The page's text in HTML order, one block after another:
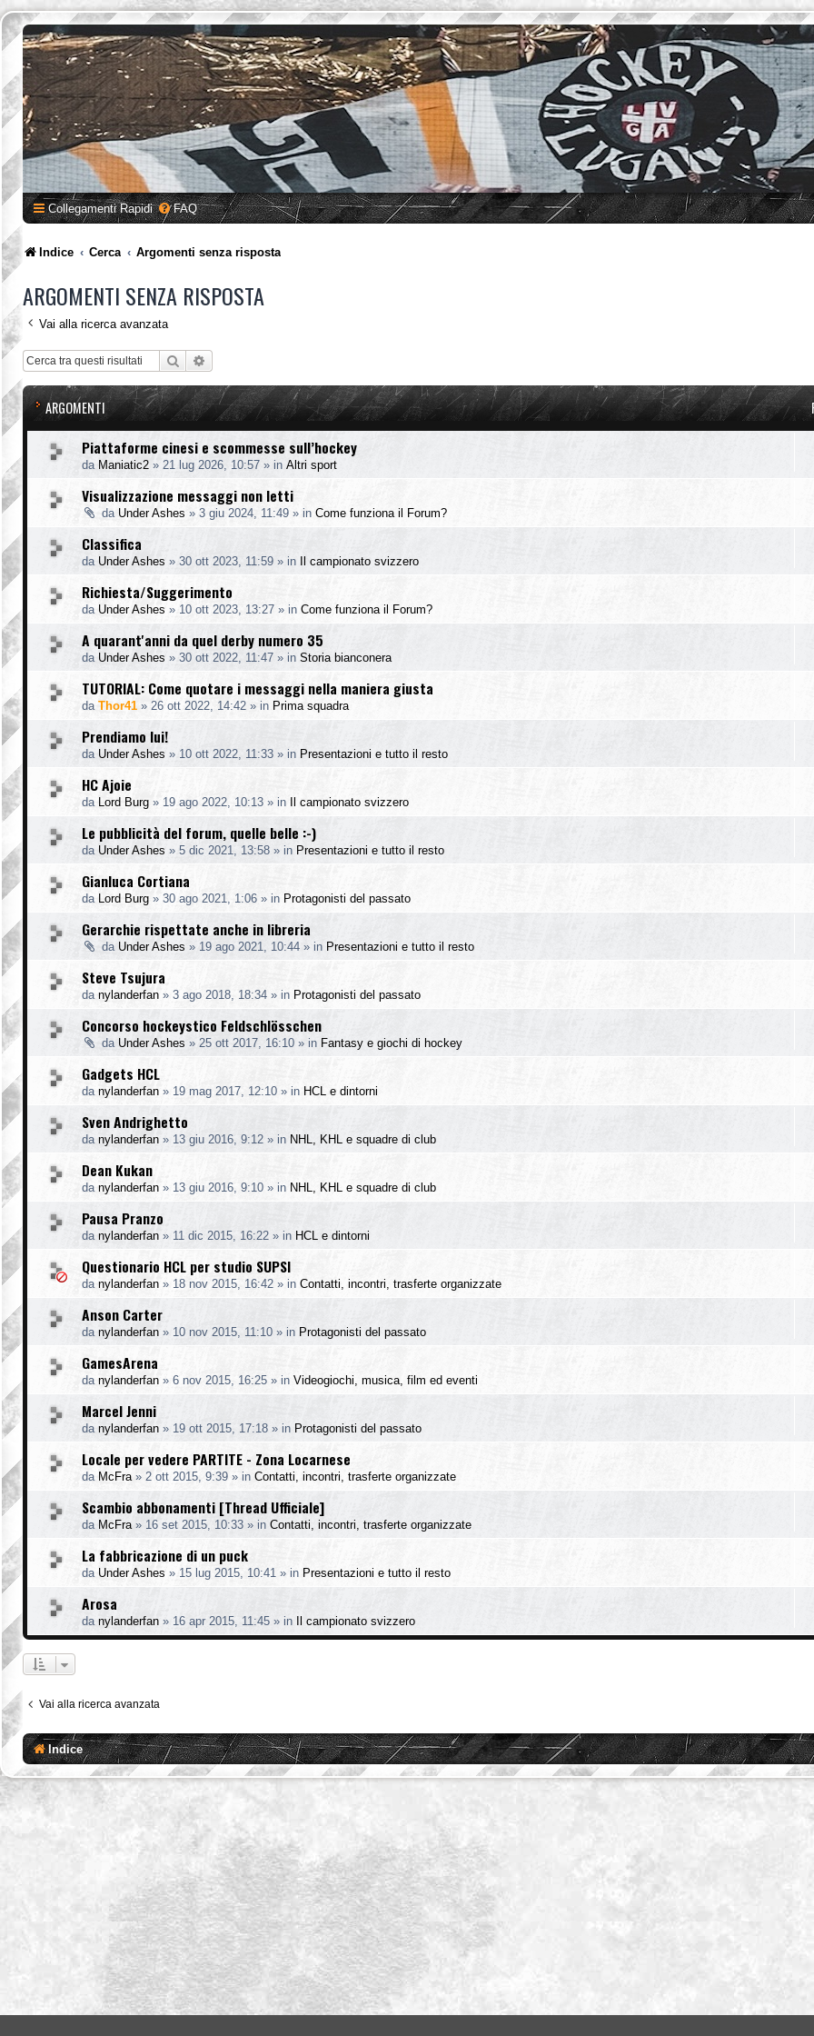
Collegamenti Rapidi FAQ
Indice Cerca Argomenti senza risposta
ARGOMENTI SENZA RISPOSTA
Vai alla ricerca avanzata
Cerca
ARGOMENTI
Piattaforme cinesi e scommesse sull’hockey
da Maniatic2 » 21 lug 2026, 10:57 » in Altri sport
Visualizzazione messaggi non letti
da Under Ashes » 3 giu 2024, 11:49 » in Come funziona il Forum?
Classifica
da Under Ashes » 30 ott 2023, 11:59 » in Il campionato svizzero
Richiesta/Suggerimento
da Under Ashes » 10 ott 2023, 13:27 » in Come funziona il Forum?
A quarant'anni da quel derby numero 35
da Under Ashes » 30 ott 2022, 11:47 » in Storia bianconera
TUTORIAL: Come quotare i messaggi nella maniera giusta
da Thor41 » 26 ott 2022, 14:42 » in Prima squadra
Prendiamo lui!
da Under Ashes » 10 ott 2022, 11:33 » in Presentazioni e tutto il resto
HC Ajoie
da Lord Burg » 19 ago 2022, 10:13 » in Il campionato svizzero
Le pubblicità del forum, quelle belle :-)
da Under Ashes » 5 dic 2021, 13:58 » in Presentazioni e tutto il resto
Gianluca Cortiana
da Lord Burg » 30 ago 2021, 1:06 » in Protagonisti del passato
Gerarchie rispettate anche in libreria
da Under Ashes » 19 ago 2021, 10:44 » in Presentazioni e tutto il resto
Steve Tsujura
da nylanderfan » 3 ago 2018, 18:34 » in Protagonisti del passato
Concorso hockeystico Feldschlösschen
da Under Ashes » 25 ott 2017, 16:10 » in Fantasy e giochi di hockey
Gadgets HCL
da nylanderfan » 19 mag 2017, 12:10 » in HCL e dintorni
Sven Andrighetto
da nylanderfan » 13 giu 2016, 9:12 » in NHL, KHL e squadre di club
Dean Kukan
da nylanderfan » 13 giu 2016, 9:10 » in NHL, KHL e squadre di club
Pausa Pranzo
da nylanderfan » 11 dic 2015, 16:22 » in HCL e dintorni
Questionario HCL per studio SUPSI
da nylanderfan » 18 nov 2015, 16:42 » in Contatti, incontri, trasferte organizzate
Anson Carter
da nylanderfan » 10 nov 2015, 11:10 » in Protagonisti del passato
GamesArena
da nylanderfan » 6 nov 2015, 16:25 » in Videogiochi, musica, film ed eventi
Marcel Jenni
da nylanderfan » 19 ott 2015, 17:18 » in Protagonisti del passato
Locale per vedere PARTITE - Zona Locarnese
da McFra » 2 ott 2015, 9:39 » in Contatti, incontri, trasferte organizzate
Scambio abbonamenti [Thread Ufficiale]
da McFra » 16 set 2015, 10:33 » in Contatti, incontri, trasferte organizzate
La fabbricazione di un puck
da Under Ashes » 15 lug 2015, 10:41 » in Presentazioni e tutto il resto
Arosa
da nylanderfan » 16 apr 2015, 11:45 » in Il campionato svizzero
Vai alla ricerca avanzata
Indice